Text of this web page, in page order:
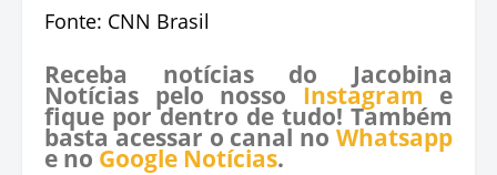
Fonte: CNN Brasil
Receba notícias do Jacobina
Notícias pelo nosso Instagram e
fique por dentro de tudo! Também
basta acessar o canal no Whatsapp
e no Google Notícias.